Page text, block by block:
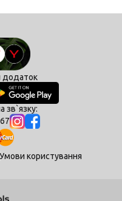
додаток
зв`язку:
Умови користування